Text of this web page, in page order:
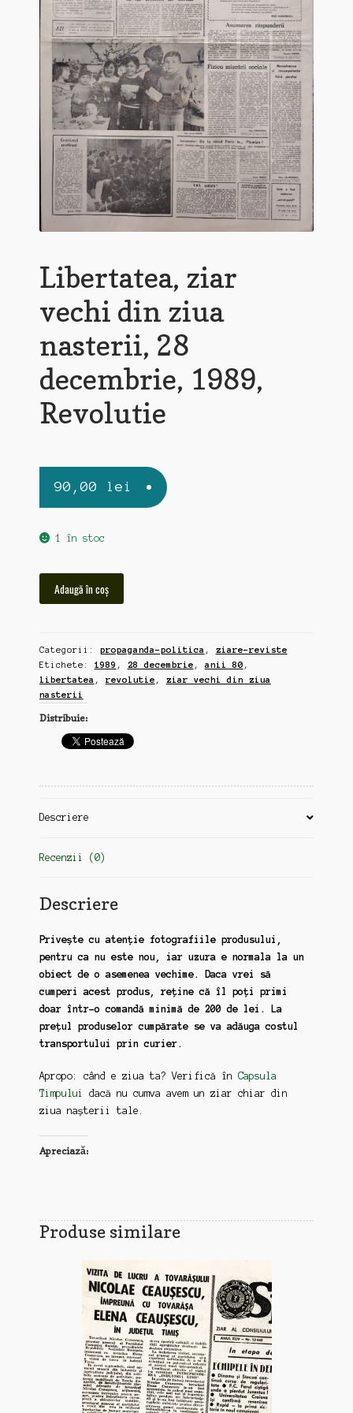
Libertatea, ziar
vechi din ziua
nasterii, 28
decembrie, 1989,
Revolutie
90,00 lei
1 în stoc
Libertatea,
din
ziua
nasterii,
28
decembrie,
1989,
Adaugă în coș
Categorii: propaganda-politica , ziare-reviste
Etichete: 1989 , 28 decembrie ,anii 80 ,
libertatea , revolutie , ziar vechi din ziua
nasterii
Distribuie:
Descriere
Recenzii (0)
Descriere
Privește cu atenție fotografiile produsului,
pentru ca nu este nou, iar uzura e normala la un
obiect de o asemenea vechime. Daca vrei să
cumperi acest produs, reține că îl poți primi
doar într-o comandă minimă de 200 de lei. La
prețul produselor cumpărate se va adăuga costul
transportului prin curier.
Apropo: când e ziua ta? Verifică în Capsula
Timpului
dacă nu cumva avem un ziar chiar din
ziua nașterii tale.
Apreciază:
Produse similare